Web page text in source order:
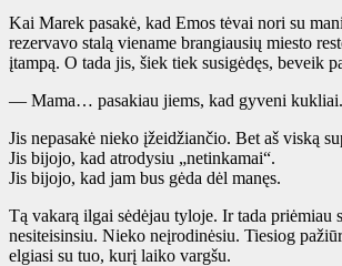
Kai Marek pasakė, kad Emos tėvai nori su
rezervavo stalą viename brangiausių miesto
įtampą. O tada jis, šiek tiek susigėdęs, beveik
— Mama… pasakiau jiems, kad gyveni kukliai.
Jis nepasakė nieko įžeidžiančio. Bet aš viską
Jis bijojo, kad atrodysiu „netinkamai“.
Jis bijojo, kad jam bus gėda dėl manęs.
Tą vakarą ilgai sėdėjau tyloje. Ir tada priėmiau
nesiteisinsiu. Nieko neįrodinėsiu. Tiesiog
elgiasi su tuo, kurį laiko vargšu.